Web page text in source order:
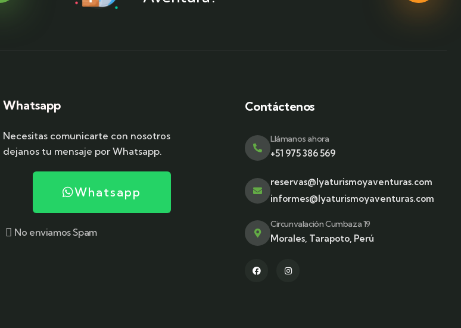
Whatsapp
Necesitas comunicarte con nosotros
dejanos tu mensaje por Whatsapp.
Whatsapp
No enviamos Spam
Contáctenos
Llámanos ahora
+51 975 386 569
reservas@lyaturismoyaventuras.com
informes@lyaturismoyaventuras.com
Circunvalación Cumbaza 19
Morales, Tarapoto, Perú